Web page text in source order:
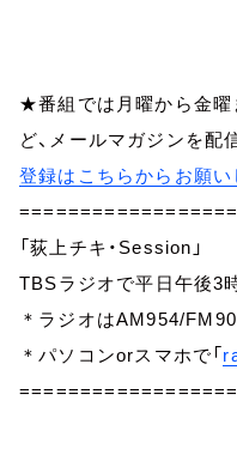
★番組では月曜から金曜
ど、メールマガジンを配
登録はこちらからお願い
「荻上チキ・Session」
TBSラジオで平日午後3
＊ラジオはAM954/
＊パソコンorスマホで「